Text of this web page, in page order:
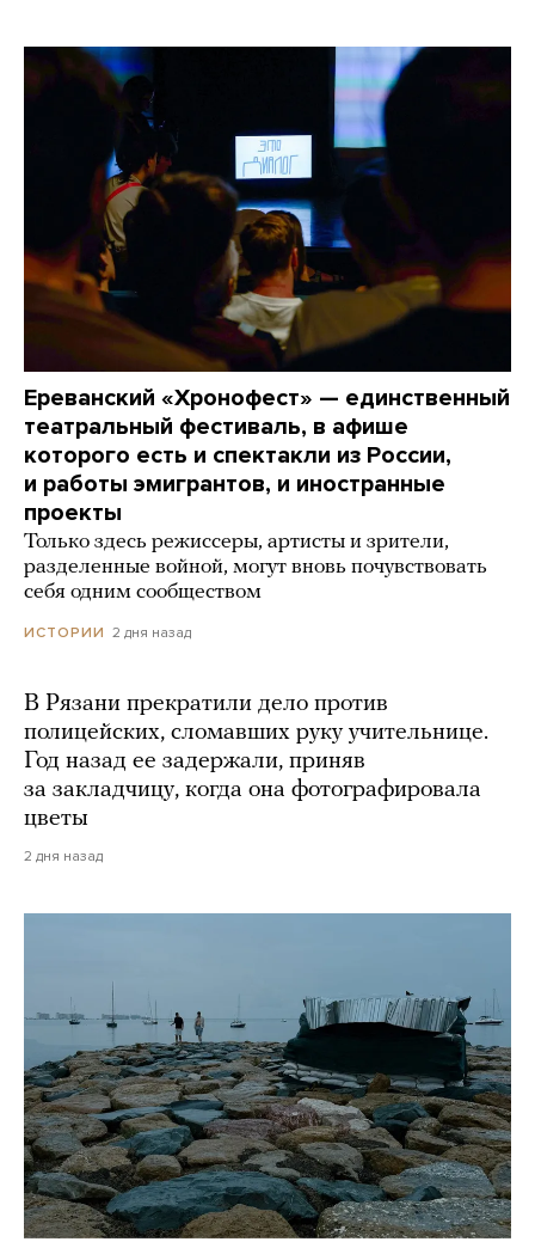
Ереванский «Хронофест» — единственный
театральный фестиваль, в афише
которого есть и спектакли из России,
и работы эмигрантов, и иностранные
проекты
Только здесь режиссеры, артисты и зрители,
разделенные войной, могут вновь почувствовать
себя одним сообществом
ИСТОРИИ 2 дня назад
В Рязани прекратили дело против
полицейских, сломавших руку учительнице.
Год назад ее задержали, приняв
за закладчицу, когда она фотографировала
цветы
2 дня назад